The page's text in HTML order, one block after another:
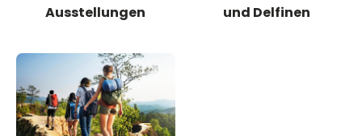
Ausstellungen
und Delfinen